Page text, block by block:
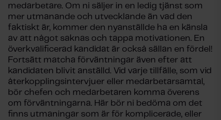
medarbetare. Om ni säljer in en ledig tjänst som
mer utmanande och utvecklande än vad den
faktiskt är, kommer den nyanställde ha en känsla
av att något saknas och tappa motivationen. En
överkvalificerad kandidat är också sällan en fördel!
Fortsätt matcha förväntningar även efter att
kandidaten blivit anställd. Vid varje tillfälle, som vid
återkopplingsintervjuer eller medarbetarsamtal,
bör chefen och medarbetaren komma överens
om förväntningarna. Här bör ni bedöma om det
finns utmaningar som är för komplicerade, eller